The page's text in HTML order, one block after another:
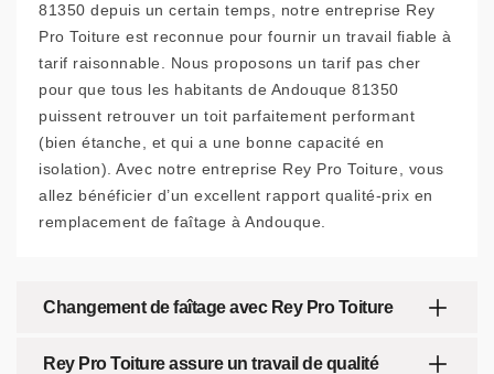
81350 depuis un certain temps, notre entreprise Rey
Pro Toiture est reconnue pour fournir un travail fiable à
tarif raisonnable. Nous proposons un tarif pas cher
pour que tous les habitants de Andouque 81350
puissent retrouver un toit parfaitement performant
(bien étanche, et qui a une bonne capacité en
isolation). Avec notre entreprise Rey Pro Toiture, vous
allez bénéficier d’un excellent rapport qualité-prix en
remplacement de faîtage à Andouque.
Changement de faîtage avec Rey Pro Toiture
Rey Pro Toiture assure un travail de qualité